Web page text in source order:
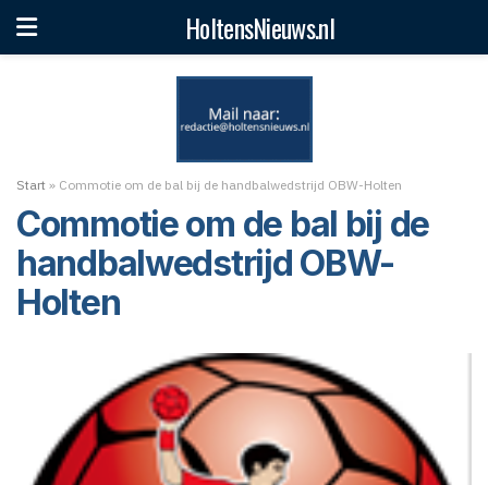
HoltensNieuws.nl
Start » Commotie om de bal bij de handbalwedstrijd OBW-Holten
Commotie om de bal bij de
handbalwedstrijd OBW-
Holten